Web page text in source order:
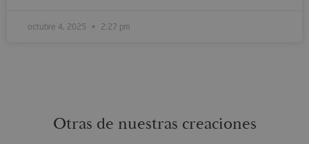
octubre 4, 2025 2:27 pm
Otras de nuestras creaciones